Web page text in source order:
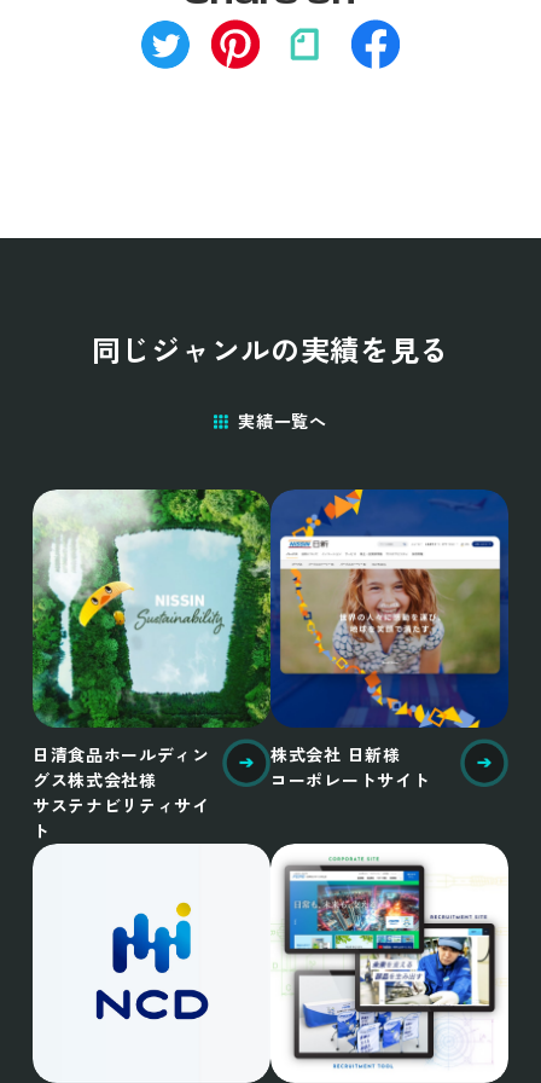
同じジャンルの実績を見る
実績一覧へ
日清食品ホールディン
グス株式会社様
サステナビリティサイ
ト
株式会社 日新様
コーポレートサイト